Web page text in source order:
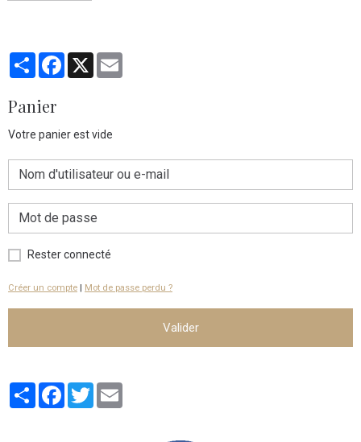
PartagerFacebook
X
Panier
Votre panier est vide
Rester connecté
Créer un compte Mot de passe perdu ?
Valider
PartagerFacebook
Twitter